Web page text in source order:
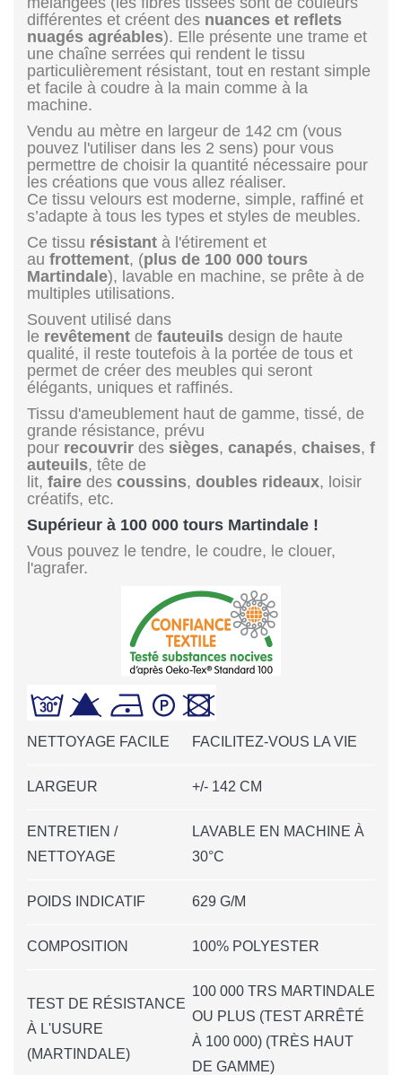
différentes et créent des nuances et reflets
nuagés agréables). Elle présente une trame et
une chaîne serrées qui rendent le tissu
particulièrement résistant, tout en restant simple
et facile à coudre à la main comme à la
machine.
Vendu au mètre en largeur de 142 cm (vous
pouvez l'utiliser dans les 2 sens) pour vous
permettre de choisir la quantité nécessaire pour
les créations que vous allez réaliser.
Ce tissu velours est moderne, simple, raffiné et
s’adapte à tous les types et styles de meubles.
Ce tissu résistant à l'étirement et
au frottement, (plus de 100 000 tours
Martindale), lavable en machine, se prête à de
multiples utilisations.
Souvent utilisé dans
le revêtement de fauteuils design de haute
qualité, il reste toutefois à la portée de tous et
permet de créer des meubles qui seront
élégants, uniques et raffinés.
Tissu d'ameublement haut de gamme, tissé, de
grande résistance, prévu
pour recouvrir des sièges, canapés, chaises, f
auteuils, tête de
lit, faire des coussins, doubles rideaux, loisir
créatifs, etc.
Supérieur à 100 000 tours Martindale !
Vous pouvez le tendre, le coudre, le clouer,
l'agrafer.
NETTOYAGE FACILE FACILITEZ-VOUS LA VIE
LARGEUR +/- 142 CM
ENTRETIEN /
NETTOYAGE
LAVABLE EN MACHINE À
30°C
POIDS INDICATIF 629 G/M
COMPOSITION 100% POLYESTER
TEST DE RÉSISTANCE
À L'USURE
(MARTINDALE)
100 000 TRS MARTINDALE
OU PLUS (TEST ARRÊTÉ
À 100 000) (TRÈS HAUT
DE GAMME)